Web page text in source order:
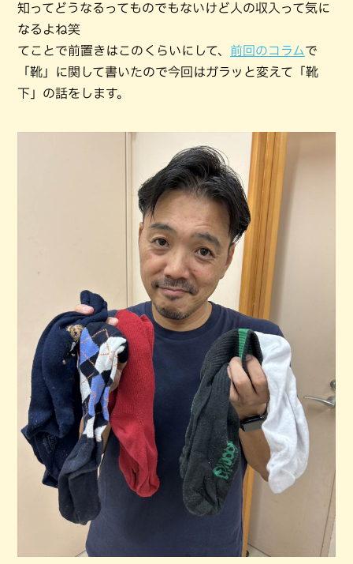
知ってどうなるってものでもないけど人の収入って気に
なるよね笑
てことで前置きはこのくらいにして、 前回のコラムで
「靴」に関して書いたので今回はガラッと変えて「靴
下」の話をします。